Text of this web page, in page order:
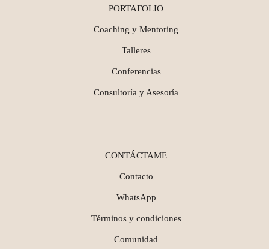
PORTAFOLIO
Coaching y Mentoring
Talleres
Conferencias
Consultoría y Asesoría
CONTÁCTAME
Contacto
WhatsApp
Términos y condiciones
Comunidad